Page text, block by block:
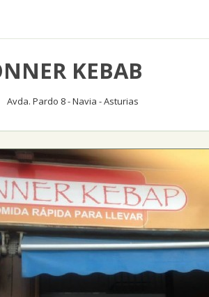
KEBAB
Avda. Pardo 8 - Navia - Asturias